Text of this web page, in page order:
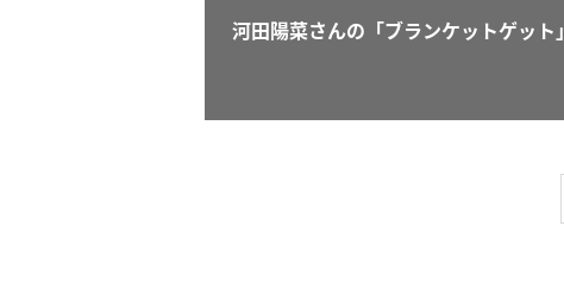
河田陽菜さんの「ブランケットゲット」